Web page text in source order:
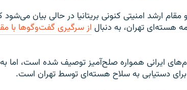
مقام ارشد امنیتی کنونی بریتانیا در حالی بیان
هسته‌ای تهران، به دنبال از سرگیری گفت‌وگوها با
ایرانی همواره صلح‌آمیز توصیف شده است، اما
دستیابی به سلاح هسته‌ای توسط تهران است.